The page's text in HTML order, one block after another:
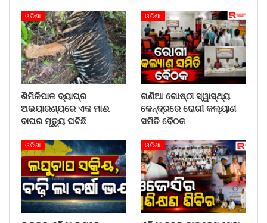
ଓଡିଶା
ଶିମିଳିପାଳ ବ୍ୟାଘ୍ର
ଅଭୟାରଣ୍ୟରେ ଏକ ମାଈ
ବାଘର ମୃତ୍ୟୁ ଘଟିଛି
ଓଡିଶା
ଗଣିଆ ଗୋଷ୍ଠୀ ସ୍ୱାସ୍ଥ୍ୟ
କେନ୍ଦ୍ରରେ ରୋଗୀ କଲ୍ୟାଣ
ସମିତି ବୈଠକ
ଓଡିଶା ଓଡିଶା